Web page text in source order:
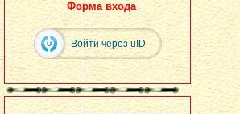
Форма входа
Войти через uID